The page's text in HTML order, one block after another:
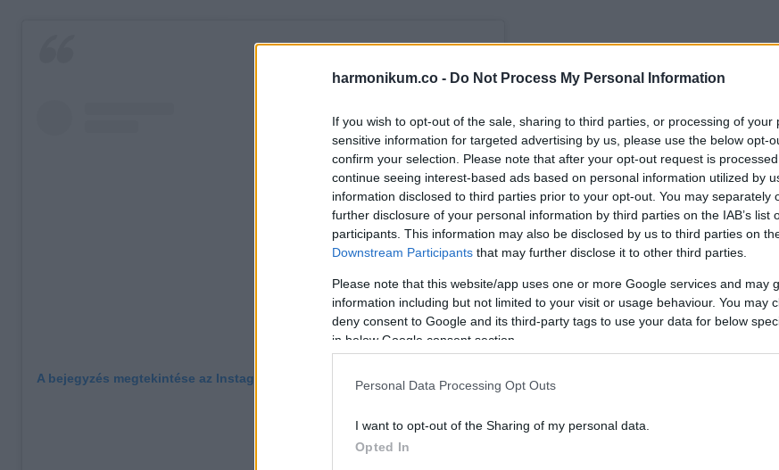
harmonikum.co - Do Not Process My Personal Information
If you wish to opt-out of the sale, sharing to third parties, or processing of your
sensitive information for targeted advertising by us, please use the below opt-
confirm your selection. Please note that after your opt-out request is
continue seeing interest-based ads based on personal information utilized by
information disclosed to third parties prior to your opt-out. You may separately
further disclosure of your personal information by third parties on the IAB’s list
participants. This information may also be disclosed by us to third parties on
Downstream Participants that may further disclose it to other third parties.
Please note that this website/app uses one or more Google services and may
information including but not limited to your visit or usage behaviour. You may
deny consent to Google and its third-party tags to use your data for below
in below Google consent section.
Personal Data Processing Opt Outs
I want to opt-out of the Sharing of my personal data.
Opted In
A bejegyzés megtekintése az Instagramon